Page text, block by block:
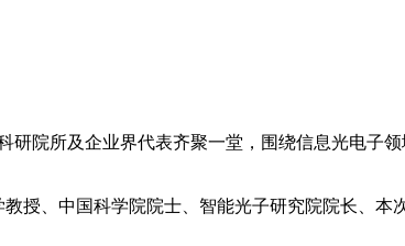
院所及企业界代表齐聚一堂，围绕信息光电子
授、中国科学院院士、智能光子研究院院长、本